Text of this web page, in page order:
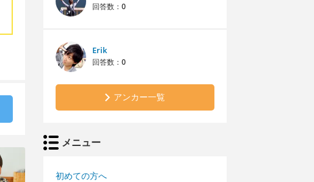
回答数： 0
Erik
回答数： 0
アンカー一覧
メニュー
初めての方へ